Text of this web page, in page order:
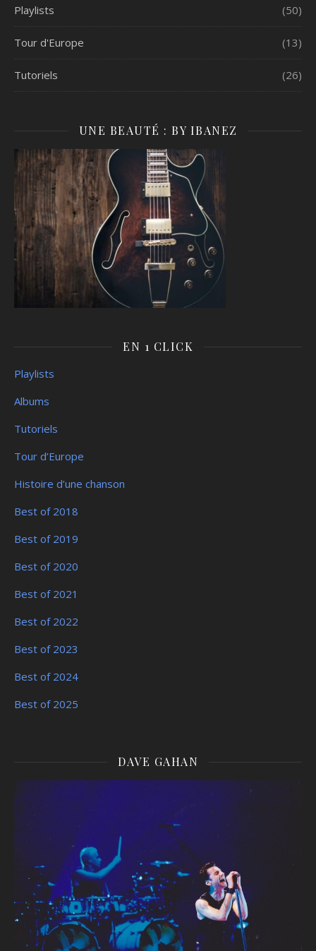
Playlists (50)
Tour d'Europe (13)
Tutoriels (26)
UNE BEAUTÉ : BY IBANEZ
EN 1 CLICK
Playlists
Albums
Tutoriels
Tour d’Europe
Histoire d’une chanson
Best of 2018
Best of 2019
Best of 2020
Best of 2021
Best of 2022
Best of 2023
Best of 2024
Best of 2025
DAVE GAHAN